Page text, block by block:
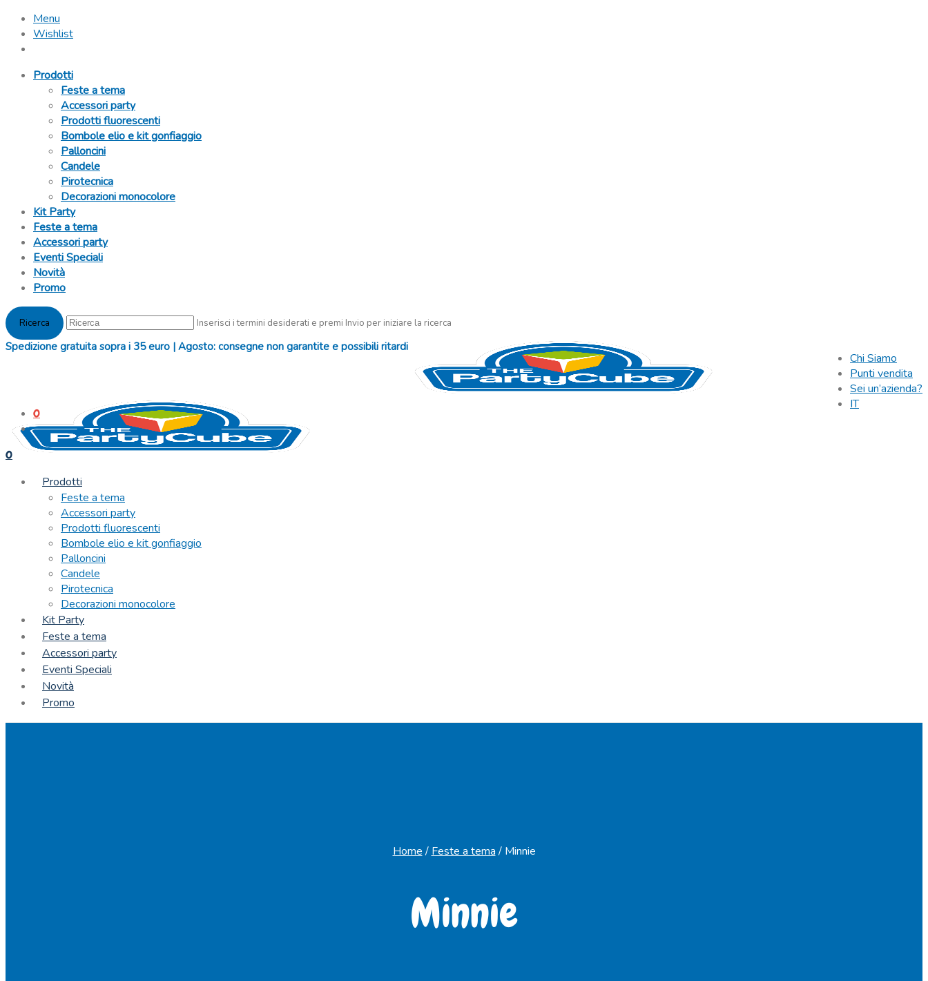
Menu
Wishlist
Prodotti
Feste a tema
Accessori party
Prodotti fluorescenti
Bombole elio e kit gonfiaggio
Palloncini
Candele
Pirotecnica
Decorazioni monocolore
Kit Party
Feste a tema
Accessori party
Eventi Speciali
Novità
Promo
Inserisci i termini desiderati e premi Invio per iniziare la ricerca
Spedizione gratuita sopra i 35 euro | Agosto: consegne non garantite e possibili ritardi
Chi Siamo
Punti vendita
Sei un’azienda?
IT
0
0
Prodotti
Feste a tema
Accessori party
Prodotti fluorescenti
Bombole elio e kit gonfiaggio
Palloncini
Candele
Pirotecnica
Decorazioni monocolore
Kit Party
Feste a tema
Accessori party
Eventi Speciali
Novità
Promo
Home / Feste a tema /Minnie
Minnie